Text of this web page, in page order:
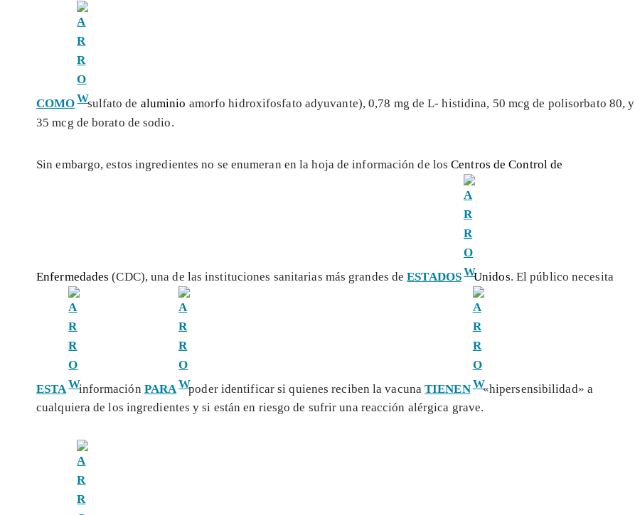
COMO sulfato de aluminio amorfo hidroxifosfato adyuvante), 0,78 mg de L- histidina, 50 mcg de polisorbato 80, y
35 mcg de borato de sodio.
Sin embargo, estos ingredientes no se enumeran en la hoja de información de losCentros de Control de
Enfermedades (CDC), una de las instituciones sanitarias más grandes deESTADOS Unidos. El público necesita
ESTA información PARA poder identificar si quienes reciben la vacunaTIENEN
«hipersensibilidad» a
cualquiera de los ingredientes y si están en riesgo de sufrir una reacción alérgica grave.